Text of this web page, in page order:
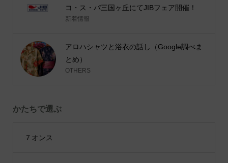
コ・ス・パ三国ヶ丘にてJIBフェア開催！
新着情報
アロハシャツと浴衣の話し（Google調べま
とめ）
OTHERS
かたちで選ぶ
７オンス